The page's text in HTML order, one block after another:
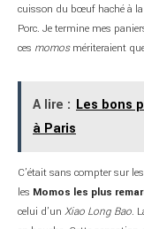
cuisson du bœuf haché à la
Porc. Je termine mes
ces momosmériteraient
A lire : Les bons
à Paris
C’était sans compter sur les
les Momos les plus
celui d’un Xiao Long Bao.